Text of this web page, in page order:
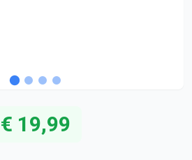
€ 19,99